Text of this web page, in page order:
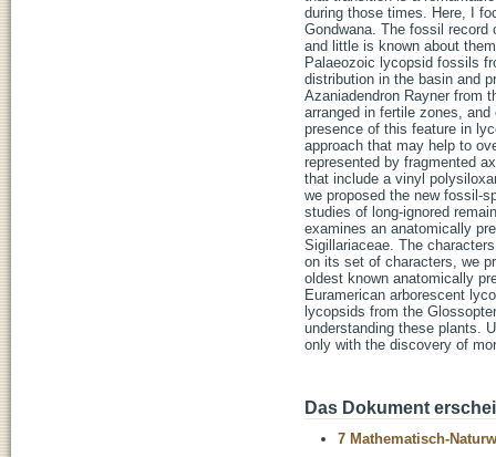
during those times. Here, I
Gondwana. The fossil
and little is known about
Palaeozoic lycopsid fossils
distribution in the basin and
Azaniadendron Rayner from
arranged in fertile zones,
presence of this feature in
approach that may help to
represented by fragmented
that include a vinyl
we proposed the new fossil-
studies of long-ignored
examines an anatomically
Sigillariaceae. The
on its set of characters, we
oldest known anatomically
Euramerican arborescent
lycopsids from the
understanding these plants.
only with the discovery of
Das Dokument
7 Mathematisch-